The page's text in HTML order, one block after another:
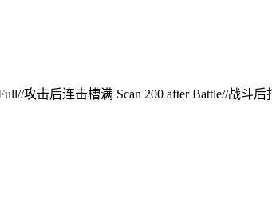
攻击后连击槽满 Scan 200 after Battle//战斗